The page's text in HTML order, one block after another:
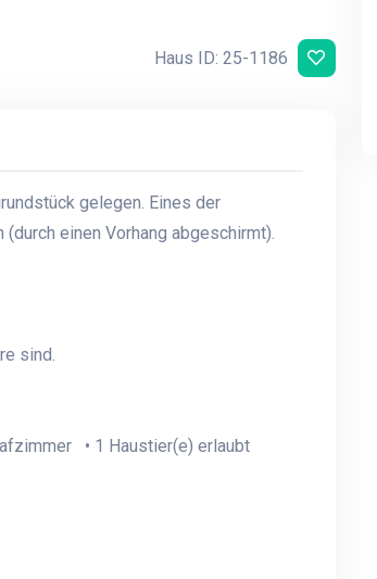
Haus ID: 25-1186
gelegen. Eines der
einen Vorhang abgeschirmt).
sind.
• 1 Haustier(e) erlaubt